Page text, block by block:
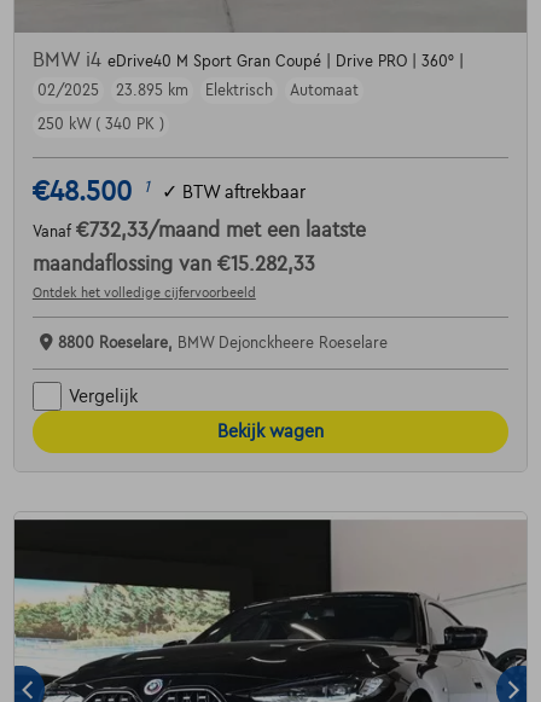
BMW i4 eDrive40 M Sport Gran Coupé | Drive PRO | 360° |
02/2025
23.895 km Elektrisch
Automaat
250 kW ( 340 PK )
€48.500 1 ✓ BTW aftrekbaar
Vanaf €732,33/maand met een laatste
maandaflossing van €15.282,33
Ontdek het volledige cijfervoorbeeld
8800 Roeselare, BMW Dejonckheere Roeselare
Vergelijk
Bekijk wagen